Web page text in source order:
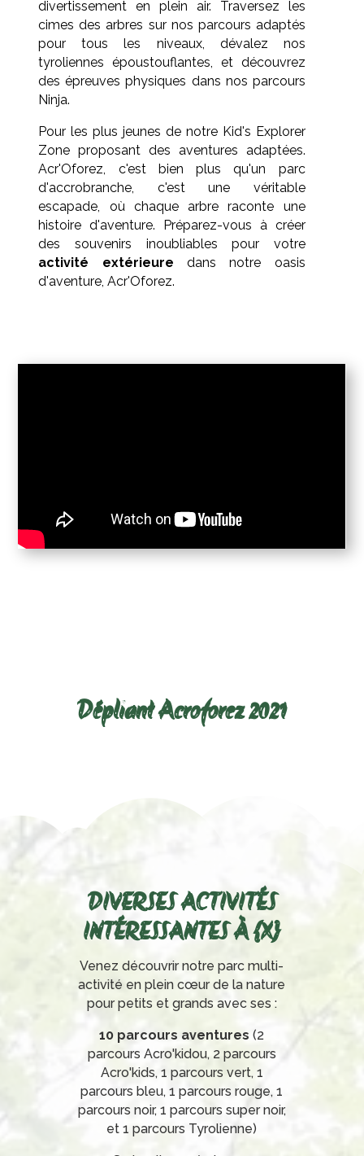
divertissement en plein air. Traversez les
cimes des arbres sur nos parcours adaptés
pour tous les niveaux, dévalez nos
tyroliennes époustouflantes, et découvrez
des épreuves physiques dans nos parcours
Ninja.
Pour les plus jeunes de notre Kid's Explorer
Zone proposant des aventures adaptées.
Acr'Oforez, c'est bien plus qu'un parc
d'accrobranche, c'est une véritable
escapade, où chaque arbre raconte une
histoire d'aventure. Préparez-vous à créer
des souvenirs inoubliables pour votre
activité extérieure dans notre oasis
d'aventure, Acr'Oforez.
Dépliant Acroforez 2021
DIVERSES ACTIVITÉS
INTÉRESSANTES À {X}
Venez découvrir notre parc multi-
activité en plein cœur de la nature
pour petits et grands avec ses :
10 parcours aventures(2
parcours Acro'kidou, 2 parcours
Acro'kids, 1 parcours vert, 1
parcours bleu, 1 parcours rouge, 1
parcours noir, 1 parcours super noir,
et 1 parcours Tyrolienne)